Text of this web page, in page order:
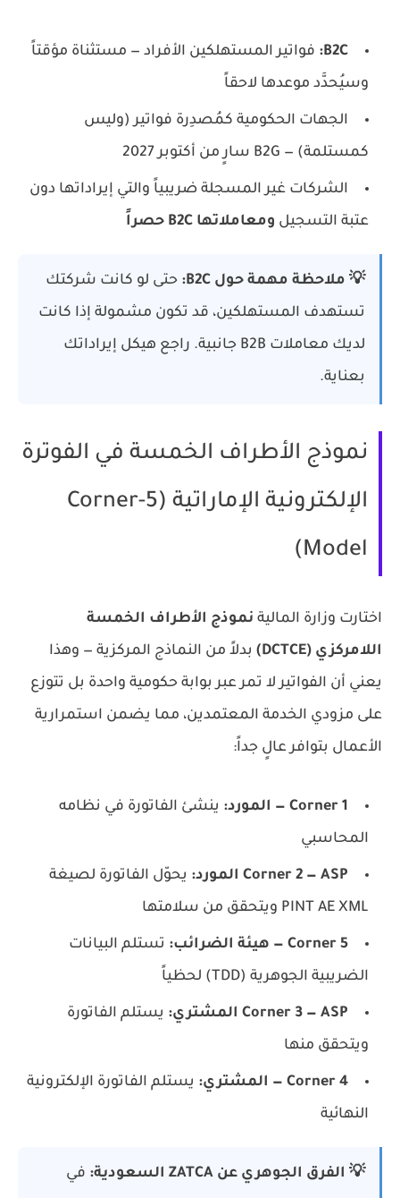
B2C:
فواتير المستهلكين الأفراد — مستثناة مؤقتاً
وسيُحدَّد موعدها لاحقاً
الجهات الحكومية كمُصدِرة فواتير (وليس
كمستلمة) — B2G سارٍ من أكتوبر 2027
الشركات غير المسجلة ضريبياً والتي إيراداتها دون
عتبة التسجيل ومعاملاتها B2C حصراً
💡 ملاحظة مهمة حول B2C:
حتى لو كانت شركتك
تستهدف المستهلكين، قد تكون مشمولة إذا كانت
لديك معاملات B2B جانبية. راجع هيكل إيراداتك
بعناية.
نموذج الأطراف الخمسة في الفوترة
الإلكترونية الإماراتية (5-Corner
Model)
اختارت وزارة المالية نموذج الأطراف الخمسة
اللامركزي (DCTCE)
بدلاً من النماذج المركزية — وهذا
يعني أن الفواتير لا تمر عبر بوابة حكومية واحدة بل تتوزع
على مزودي الخدمة المعتمدين، مما يضمن استمرارية
الأعمال بتوافر عالٍ جداً:
Corner 1 — المورد:
ينشئ الفاتورة في نظامه
المحاسبي
Corner 2 — ASP المورد:
يحوّل الفاتورة لصيغة
PINT AE XML ويتحقق من سلامتها
Corner 5 — هيئة الضرائب:
تستلم البيانات
الضريبية الجوهرية (TDD) لحظياً
Corner 3 — ASP المشتري:
يستلم الفاتورة
ويتحقق منها
Corner 4 — المشتري:
يستلم الفاتورة الإلكترونية
النهائية
💡 الفرق الجوهري عن ZATCA السعودية: في